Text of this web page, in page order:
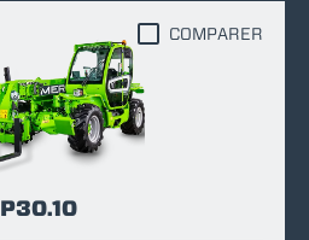
P30.10
COMPARER